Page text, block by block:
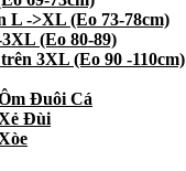
L ->XL (Eo 73-78cm)
(Eo 80-89)
3XL (Eo 90 -110cm)
Đuôi Cá
Đùi